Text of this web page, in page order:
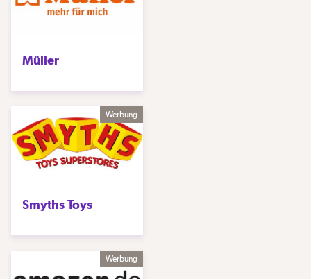
Müller
Werbung
Smyths Toys
Werbung